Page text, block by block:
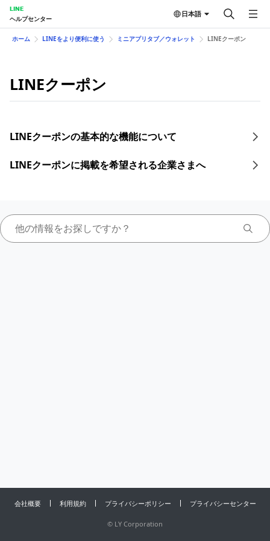
LINE
ヘルプセンター
日本語
ホーム LINEをより便利に使う ミニアプリタブ／ウォレット LINEクーポン
LINEクーポン
LINEクーポンの基本的な機能について
LINEクーポンに掲載を希望される企業さまへ
会社概要 利用規約 プライバシーポリシー プライバシーセンター
© LY Corporation